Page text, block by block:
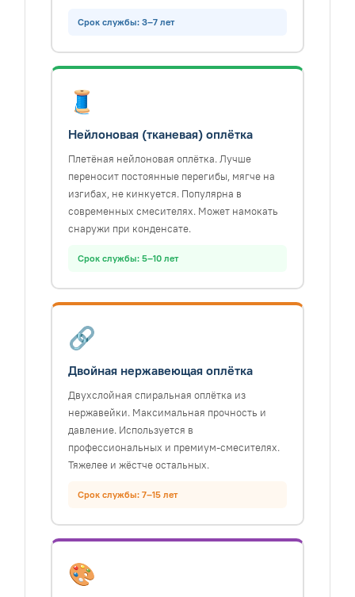
Срок службы: 3–7 лет
🧵
Нейлоновая (тканевая) оплётка
Плетёная нейлоновая оплётка. Лучше
переносит постоянные перегибы, мягче на
изгибах, не кинкуется. Популярна в
современных смесителях. Может намокать
снаружи при конденсате.
Срок службы: 5–10 лет
🔗
Двойная нержавеющая оплётка
Двухслойная спиральная оплётка из
нержавейки. Максимальная прочность и
давление. Используется в
профессиональных и премиум-смесителях.
Тяжелее и жёстче остальных.
Срок службы: 7–15 лет
🎨